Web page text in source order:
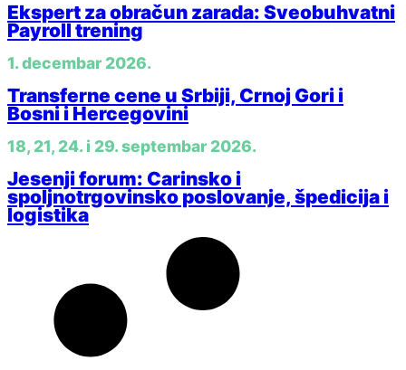
Ekspert za obračun zarada: Sveobuhvatni
Payroll trening
1. decembar 2026.
Transferne cene u Srbiji, Crnoj Gori i
Bosni i Hercegovini
18, 21, 24. i 29. septembar 2026.
Jesenji forum: Carinsko i
spoljnotrgovinsko poslovanje, špedicija i
logistika